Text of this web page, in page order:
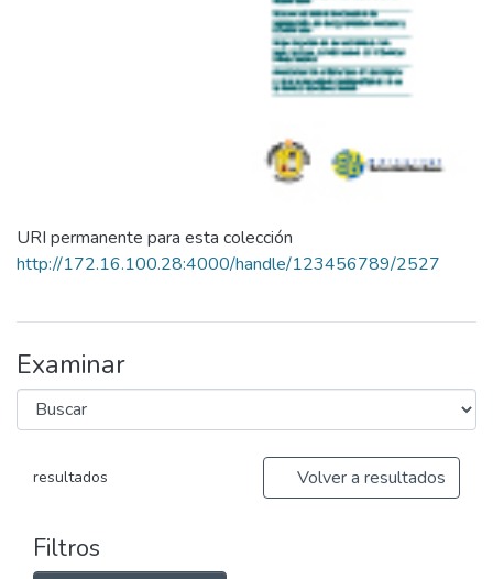
URI permanente para esta colección
http://172.16.100.28:4000/handle/123456789/2527
Examinar
resultados Volver a resultados
Filtros